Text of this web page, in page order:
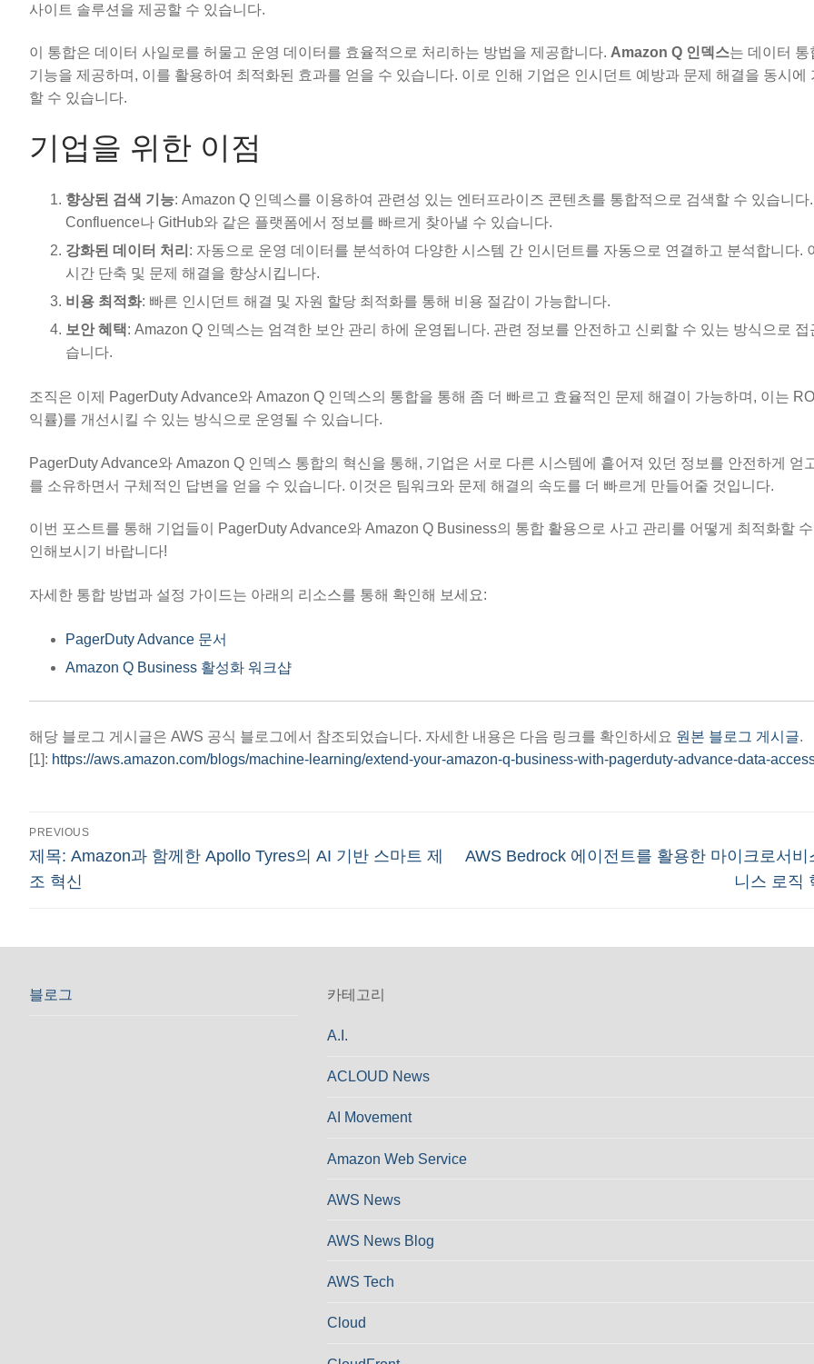
사이트 솔루션을 제공할 수 있습니다.
이 통합은 데이터 사일로를 허물고 운영 데이터를 효율적으로 처리하는 방법을 제공합니다. Amazon Q 인덱스는 데이터 통
기능을 제공하며, 이를 활용하여 최적화된 효과를 얻을 수 있습니다. 이로 인해 기업은 인시던트 예방과 문제 해결을 동시에
할 수 있습니다.
기업을 위한 이점
향상된 검색 기능: Amazon Q 인덱스를 이용하여 관련성 있는 엔터프라이즈 콘텐츠를 통합적으로 검색할 수 있습니다.
Confluence나 GitHub와 같은 플랫폼에서 정보를 빠르게 찾아낼 수 있습니다.
강화된 데이터 처리 : 자동으로 운영 데이터를 분석하여 다양한 시스템 간 인시던트를 자동으로 연결하고 분석합니다.
시간 단축 및 문제 해결을 향상시킵니다.
비용 최적화: 빠른 인시던트 해결 및 자원 할당 최적화를 통해 비용 절감이 가능합니다.
보안 혜택 : Amazon Q 인덱스는 엄격한 보안 관리 하에 운영됩니다. 관련 정보를 안전하고 신뢰할 수 있는 방식으로 접
습니다.
조직은 이제 PagerDuty Advance와 Amazon Q 인덱스의 통합을 통해 좀 더 빠르고 효율적인 문제 해결이 가능하며, 이는
익률)를 개선시킬 수 있는 방식으로 운영될 수 있습니다.
PagerDuty Advance와 Amazon Q 인덱스 통합의 혁신을 통해, 기업은 서로 다른 시스템에 흩어져 있던 정보를 안전하게 얻
를 소유하면서 구체적인 답변을 얻을 수 있습니다. 이것은 팀워크와 문제 해결의 속도를 더 빠르게 만들어줄 것입니다.
이번 포스트를 통해 기업들이 PagerDuty Advance와 Amazon Q Business의 통합 활용으로 사고 관리를 어떻게 최적화할
인해보시기 바랍니다!
자세한 통합 방법과 설정 가이드는 아래의 리소스를 통해 확인해 보세요:
PagerDuty Advance 문서
Amazon Q Business 활성화 워크샵
해당 블로그 게시글은 AWS 공식 블로그에서 참조되었습니다. 자세한 내용은 다음 링크를 확인하세요 원본 블로그 게시글.
[1]: https://aws.amazon.com/blogs/machine-learning/extend-your-amazon-q-business-with-pagerduty-advance-data-
글
탐
PREVIOUS
Previous
post:
제목: Amazon과 함께한 Apollo Tyres의 AI 기반 스마트 제
조 혁신
Next
AWS Bedrock 에이전트를 활용한 마이크로서비
니스 로직
블로그 카테고리
A.I.
ACLOUD News
AI Movement
Amazon Web Service
AWS News
AWS News Blog
AWS Tech
Cloud